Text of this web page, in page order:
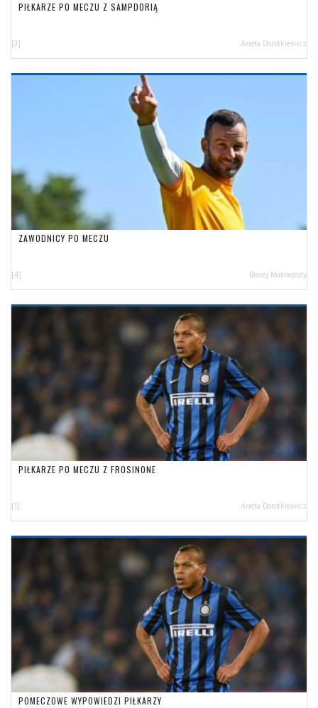
PIŁKARZE PO MECZU Z SAMPDORIĄ
[3] Aneta Dorotkiewicz
ZAWODNICY PO MECZU
[4] Błażej Małolepszy
PIŁKARZE PO MECZU Z FROSINONE
[1] Aneta Dorotkiewicz
POMECZOWE WYPOWIEDZI PIŁKARZY